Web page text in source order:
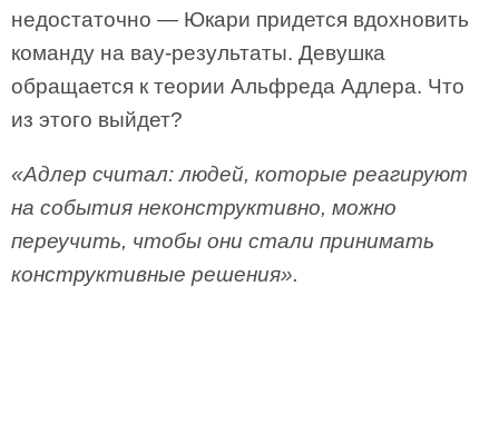
недостаточно — Юкари придется вдохновить
команду на вау-результаты. Девушка
обращается к теории Альфреда Адлера. Что
из этого выйдет?
«Адлер считал: людей, которые реагируют
на события неконструктивно, можно
переучить, чтобы они стали принимать
конструктивные решения».